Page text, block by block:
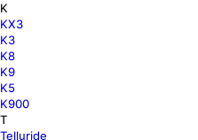
K
KX3
K3
K8
K9
K5
K900
T
Telluride